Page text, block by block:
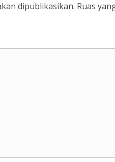
dipublikasikan. Ruas